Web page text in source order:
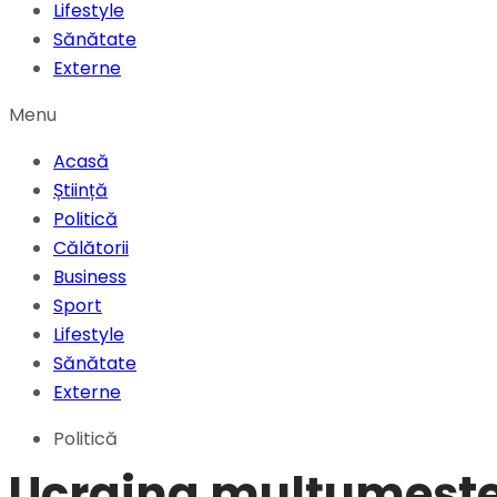
Lifestyle
Sănătate
Externe
Menu
Acasă
Știință
Politică
Călătorii
Business
Sport
Lifestyle
Sănătate
Externe
Politică